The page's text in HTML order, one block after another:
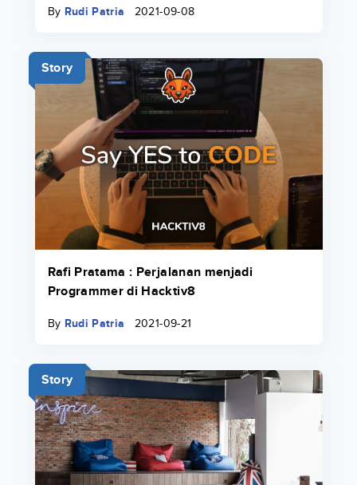
By Rudi Patria 2021-09-08
Story
Rafi Pratama : Perjalanan menjadi
Programmer di Hacktiv8
By Rudi Patria 2021-09-21
Story